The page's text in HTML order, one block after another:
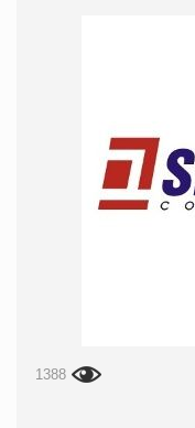
1388